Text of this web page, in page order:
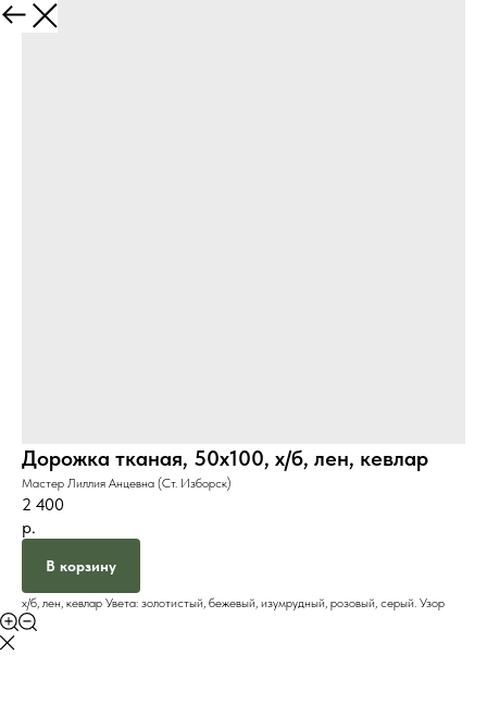
Дорожка тканая, 50х100, х/б, лен, кевлар
Мастер Лиллия Анцевна (Ст. Изборск)
2 400
р.
В корзину
х/б, лен, кевлар Увета: золотистый, бежевый, изумрудный, розовый, серый. Узор